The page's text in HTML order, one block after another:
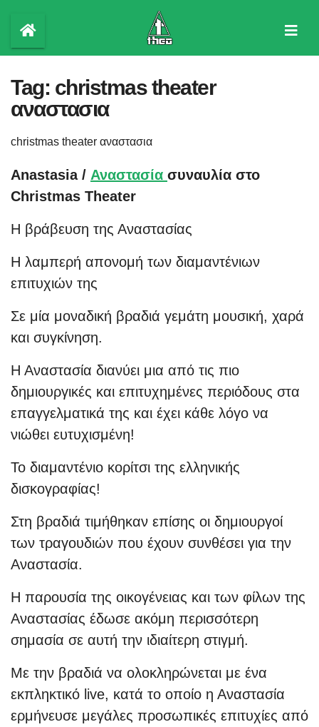
content
Tag: christmas theater
αναστασια
christmas theater αναστασια
Anastasia / Αναστασία συναυλία στο
Christmas Theater
Η βράβευση της Αναστασίας
Η λαμπερή απονομή των διαμαντένιων
επιτυχιών της
Σε μία μοναδική βραδιά γεμάτη μουσική, χαρά
και συγκίνηση.
Η Αναστασία διανύει μια από τις πιο
δημιουργικές και επιτυχημένες περιόδους στα
επαγγελματικά της και έχει κάθε λόγο να
νιώθει ευτυχισμένη!
Το διαμαντένιο κορίτσι της ελληνικής
δισκογραφίας!
Στη βραδιά τιμήθηκαν επίσης οι δημιουργοί
των τραγουδιών που έχουν συνθέσει για την
Αναστασία.
Η παρουσία της οικογένειας και των φίλων της
Αναστασίας έδωσε ακόμη περισσότερη
σημασία σε αυτή την ιδιαίτερη στιγμή.
Με την βραδιά να ολοκληρώνεται με ένα
εκπληκτικό live, κατά το οποίο η Αναστασία
ερμήνευσε μεγάλες προσωπικές επιτυχίες από